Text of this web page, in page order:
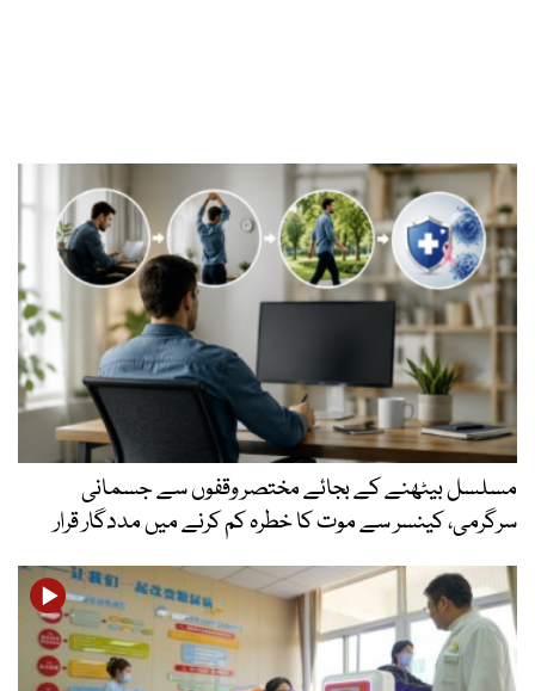
مسلسل بیٹھنے کے بجائے مختصر وقفوں سے جسمانی
سرگرمی، کینسر سے موت کا خطرہ کم کرنے میں مددگار قرار